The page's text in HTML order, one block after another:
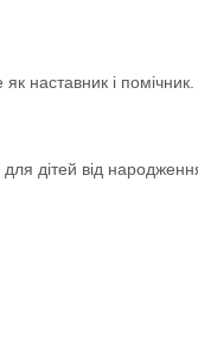
наставник і
дітей від